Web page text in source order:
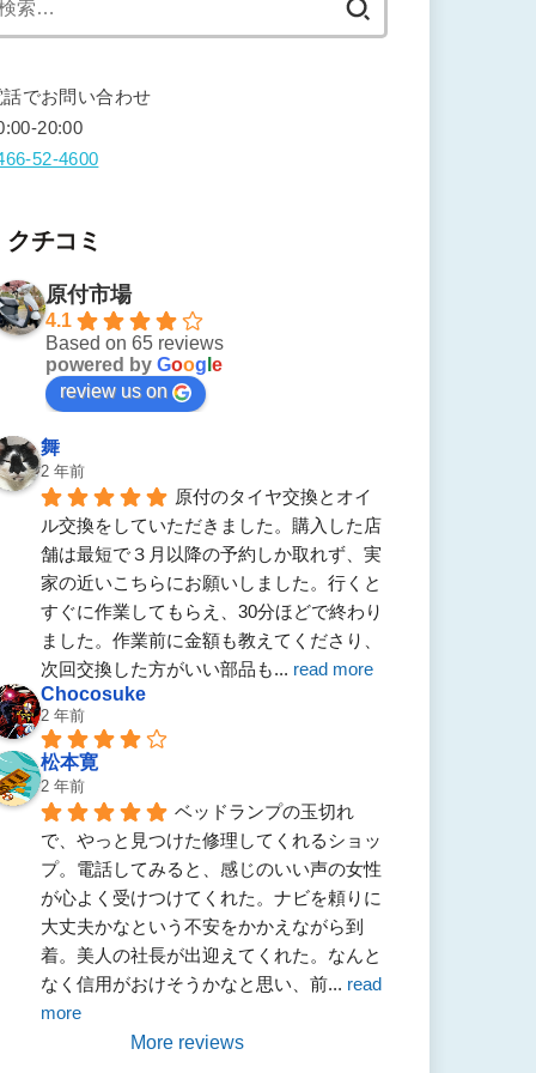
話でお問い合わせ
20:00
52-4600
クチコミ
原付市場
4.1
Based on 65 reviews
powered by Goog e
review us on
舞
2 年前
原付のタイヤ交換とオイ
ル交換をしていただきました。購入した店
舗は最短で３月以降の予約しか取れず、実
家の近いこちらにお願いしました。行くと
すぐに作業してもらえ、30分ほどで終わり
ました。作業前に金額も教えてくださり、
次回交換した方がいい部品も... read more
Chocosuke
2 年前
松本寛
2 年前
ベッドランプの玉切れ
で、やっと見つけた修理してくれるショッ
プ。電話してみると、感じのいい声の女性
が心よく受けつけてくれた。ナビを頼りに
大丈夫かなという不安をかかえながら到
着。美人の社長が出迎えてくれた。なんと
なく信用がおけそうかなと思い、前... read
more
More reviews